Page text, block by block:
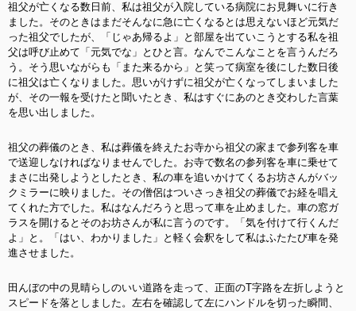
祖父が亡くなる数日前、私は祖父が入院している病院にお見舞いに行き
ました。そのときはまだそんなに急に亡くなるとは思えないほど元気だ
った祖父でしたが、「じゃあ帰るよ」と部屋を出ていこうとする私を祖
父は呼び止めて「元気でな」とひと言。なんでこんなことを言うんだろ
う。そう思いながらも「また来るから」と笑って病室を後にした数日後
に祖父は亡くなりました。思いがけずに祖父が亡くなってしまいました
が、その一報を受けたと聞いたとき、私はすぐにあのとき交わした言葉
を思い出しました。
祖父の葬儀のとき、私は葬儀を終えたお寺から祖父の家まで参列客を車
で送迎しなければなりませんでした。お寺で数名の参列客を車に乗せて
まさに出発しようとしたとき、私の車を追いかけてくるお坊さんがバッ
クミラーに映りました。その僧侶はついさっき祖父の葬儀でお経を唱え
てくれた方でした。私はなんだろうと思って車を止めました。車の窓ガ
ラスを開けるとそのお坊さんが私に言うのです。「気を付けて行くんだ
よ」と。「はい、わかりました」と軽く会釈をして私はふたたび車を発
進させました。
田んぼの中の見晴らしのいい道路を走って、正面のT字路を左折しようと
スピードを落としました。左右を確認して左にハンドルを切った瞬間、